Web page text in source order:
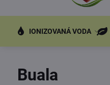
IONIZOVANÁ VODA
Buala